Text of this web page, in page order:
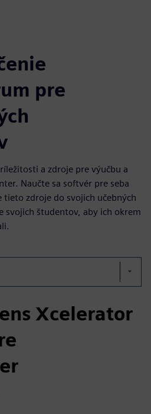
pre
a zdroje pre výučbu a
Naučte sa softvér pre seba
zdroje do svojich učebných
svojich študentov, aby ich okrem
Xcelerator